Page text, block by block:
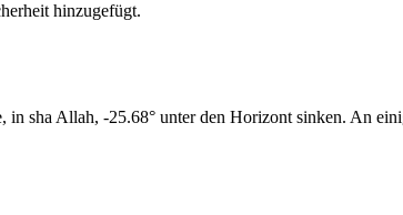
hinzugefügt.
sha Allah, -25.68° unter den Horizont sinken. An